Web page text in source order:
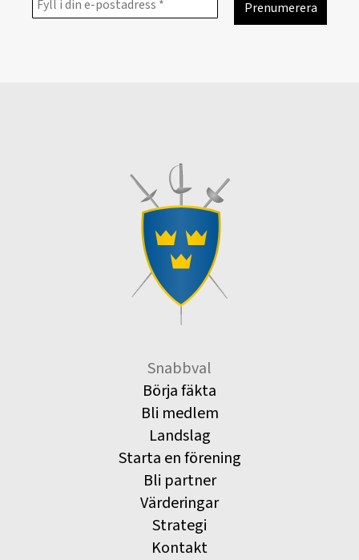
Snabbval
Börja fäkta
Bli medlem
Landslag
Starta en förening
Bli partner
Värderingar
Strategi
Kontakt